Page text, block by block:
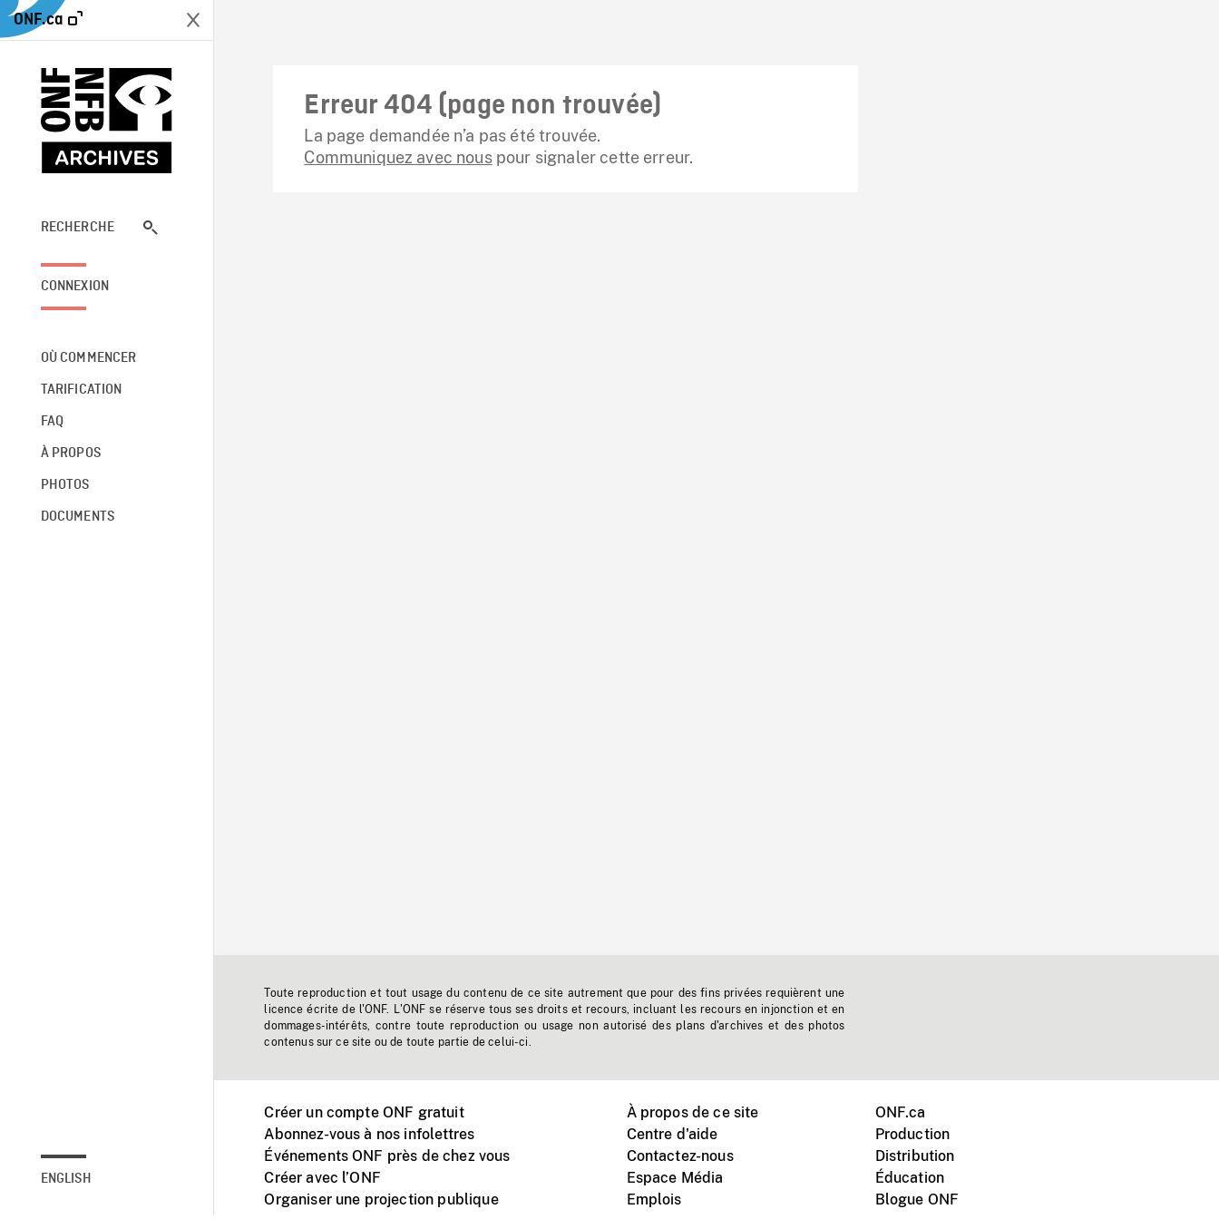
ONF.ca
RECHERCHE
CONNEXION
OÙ COMMENCER
TARIFICATION
FAQ
À PROPOS
PHOTOS
DOCUMENTS
ENGLISH
Erreur 404 (page non trouvée)
La page demandée n’a pas été trouvée.
Communiquez avec nouspour signaler cette erreur.
Toute reproduction et tout usage du contenu de ce site autrement que pour des fins privées requièrent une
licence écrite de l'ONF. L'ONF se réserve tous ses droits et recours, incluant les recours en injonction et en
dommages-intérêts, contre toute reproduction ou usage non autorisé des plans d'archives et des photos
contenus sur ce site ou de toute partie de celui-ci.
Créer un compte ONF gratuit
Abonnez-vous à nos infolettres
Événements ONF près de chez vous
Créer avec l’ONF
Organiser une projection publique
À propos de ce site
Centre d'aide
Contactez-nous
Espace Média
Emplois
ONF.ca
Production
Distribution
Éducation
Blogue ONF